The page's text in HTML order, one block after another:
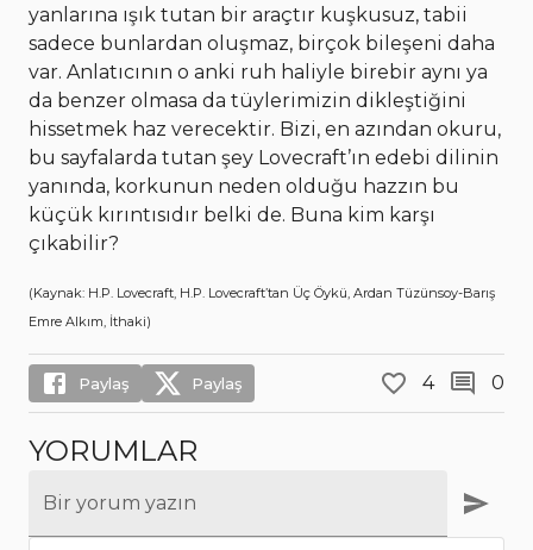
yanlarına ışık tutan bir araçtır kuşkusuz, tabii
sadece bunlardan oluşmaz, birçok bileşeni daha
var. Anlatıcının o anki ruh haliyle birebir aynı ya
da benzer olmasa da tüylerimizin dikleştiğini
hissetmek haz verecektir. Bizi, en azından okuru,
bu sayfalarda tutan şey Lovecraft’ın edebi dilinin
yanında, korkunun neden olduğu hazzın bu
küçük kırıntısıdır belki de. Buna kim karşı
çıkabilir?
(Kaynak: H.P. Lovecraft, H.P. Lovecraft’tan Üç Öykü, Ardan Tüzünsoy-Barış
Emre Alkım, İthaki)
Paylaş Paylaş 4 0
YORUMLAR
Bir yorum yazın